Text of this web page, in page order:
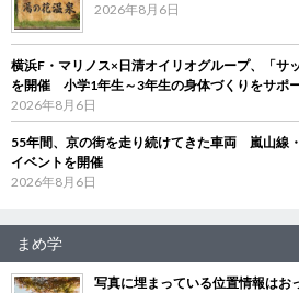
2026年8月6日
横浜F・マリノス×日清オイリオグループ、「サ
を開催 小学1年生～3年生の身体づくりをサポ
2026年8月6日
55年間、京の街を走り続けてきた車両 嵐山線
イベントを開催
2026年8月6日
まめ学
写真に埋まっている位置情報は